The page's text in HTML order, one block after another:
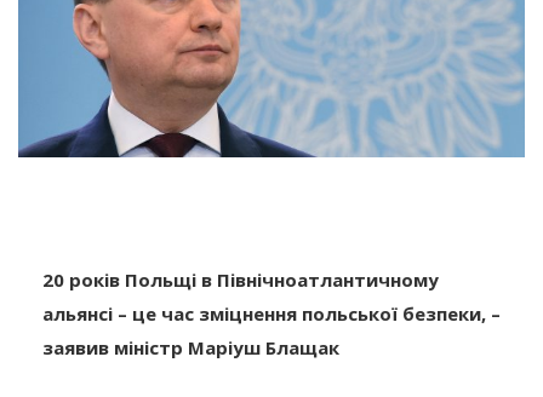
20 років Польщі в Північноатлантичному
альянсі – це час зміцнення польської безпеки, –
заявив міністр Маріуш Блащак